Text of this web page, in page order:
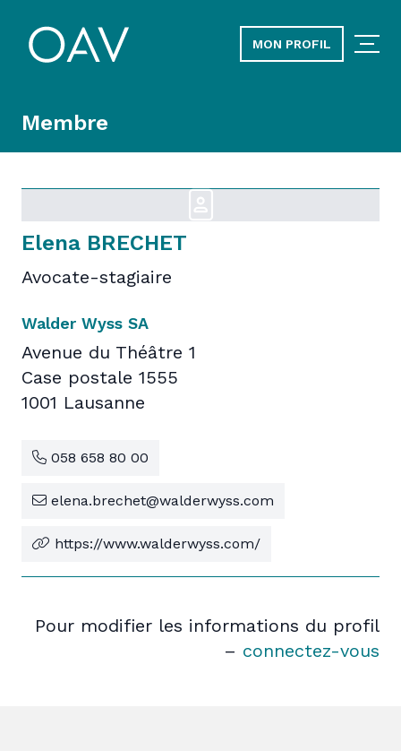
MON PROFIL
Membre
Elena BRECHET
Avocate-stagiaire
Walder Wyss SA
Avenue du Théâtre 1
Case postale 1555
1001 Lausanne
058 658 80 00
elena.brechet@walderwyss.com
https://www.walderwyss.com/
Pour modifier les informations du profil
– connectez-vous